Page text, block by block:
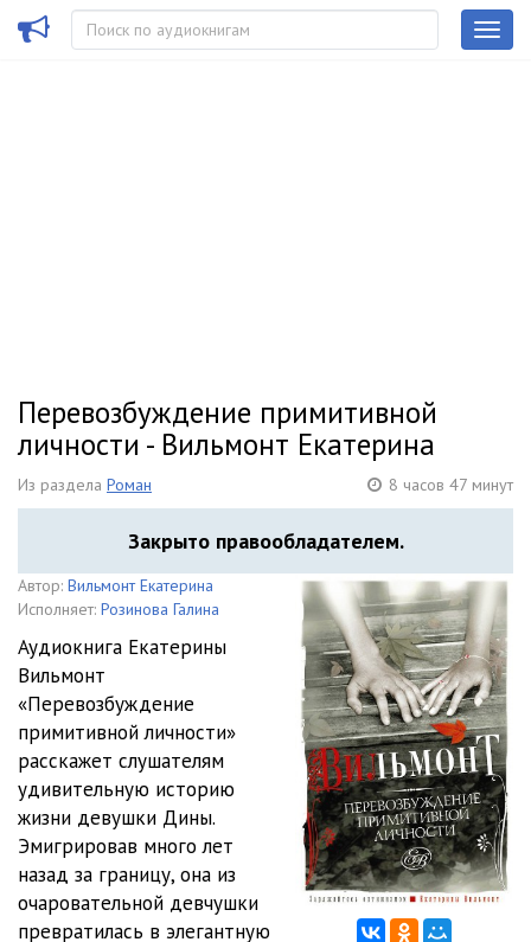
Перевозбуждение примитивной
личности - Вильмонт Екатерина
Из раздела Роман 8 часов 47 минут
Закрыто правообладателем.
Автор: Вильмонт Екатерина
Исполняет: Розинова Галина
Аудиокнига Екатерины
Вильмонт
«Перевозбуждение
примитивной личности»
расскажет слушателям
удивительную историю
жизни девушки Дины.
Эмигрировав много лет
назад за границу, она из
очаровательной девчушки
превратилась в элегантную